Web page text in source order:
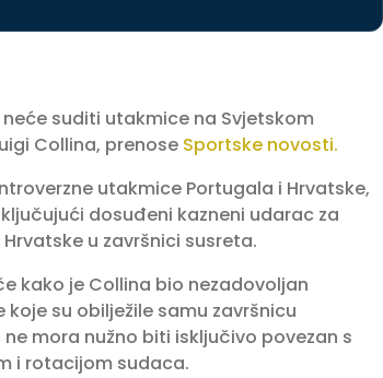
suditi utakmice na Svjetskom
Collina, prenose Sportske novosti.
utakmice Portugala i Hrvatske,
dosuđeni kazneni udarac za
u završnici susreta.
kako je Collina bio nezadovoljan
su obilježile samu završnicu
mora nužno biti isključivo povezan s
i rotacijom sudaca.